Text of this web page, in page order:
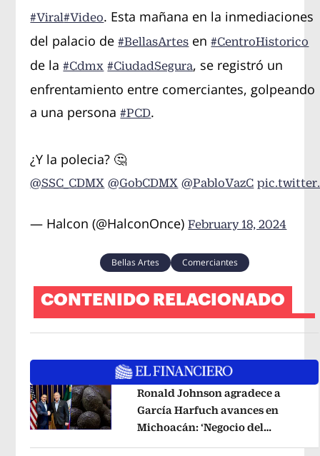
#Viral#Video. Esta mañana en la inmediaciones
del palacio de#BellasArtes en#CentroHistorico
de la#Cdmx #CiudadSegura, se registró un
enfrentamiento entre comerciantes, golpeando
a una persona#PCD.
¿Y la polecia? 🤔
@SSC_CDMX @GobCDMX @PabloVazC
— Halcon (@HalconOnce)February 18, 2024
Bellas Artes Comerciantes
CONTENIDO RELACIONADO
Ronald Johnson agradece a
García Harfuch avances en
Michoacán: ‘Negocio del